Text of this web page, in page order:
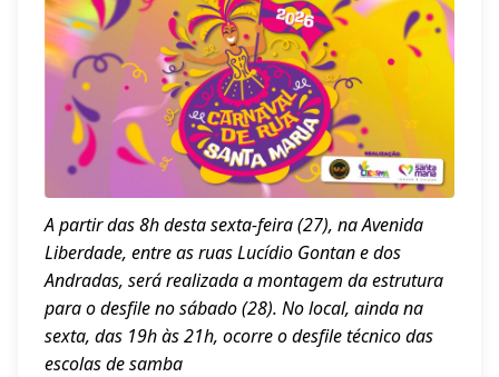
A partir das 8h desta sexta-feira (27), na Avenida
Liberdade, entre as ruas Lucídio Gontan e dos
Andradas, será realizada a montagem da estrutura
para o desfile no sábado (28). No local, ainda na
sexta, das 19h às 21h, ocorre o desfile técnico das
escolas de samba